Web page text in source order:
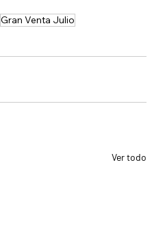
Gran Venta Julio
Ver todo